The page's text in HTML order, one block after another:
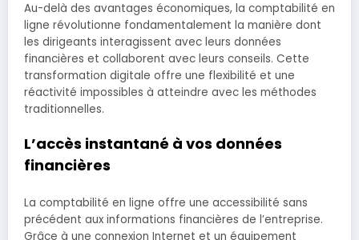
Au-delà des avantages économiques, la comptabilité en
ligne révolutionne fondamentalement la manière dont
les dirigeants interagissent avec leurs données
financières et collaborent avec leurs conseils. Cette
transformation digitale offre une flexibilité et une
réactivité impossibles à atteindre avec les méthodes
traditionnelles.
L’accès instantané à vos données
financières
La comptabilité en ligne offre une accessibilité sans
précédent aux informations financières de l’entreprise.
Grâce à une connexion Internet et un équipement